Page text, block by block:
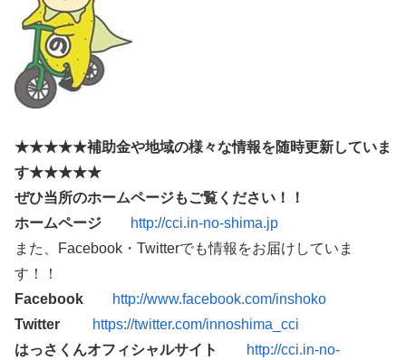
★★★★★補助金や地域の様々な情報を随時更新していま
す★★★★★
ぜひ当所のホームページもご覧ください！！
ホームページ
http://cci.in-no-shima.jp
また、Facebook・Twitterでも情報をお届けしていま
す！！
Facebook
http://www.facebook.com/inshoko
Twitter
https://twitter.com/innoshima_cci
はっさくんオフィシャルサイト
http://cci.in-no-